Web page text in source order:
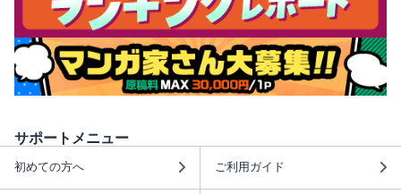
サポートメニュー
初めての方へ ご利用ガイド